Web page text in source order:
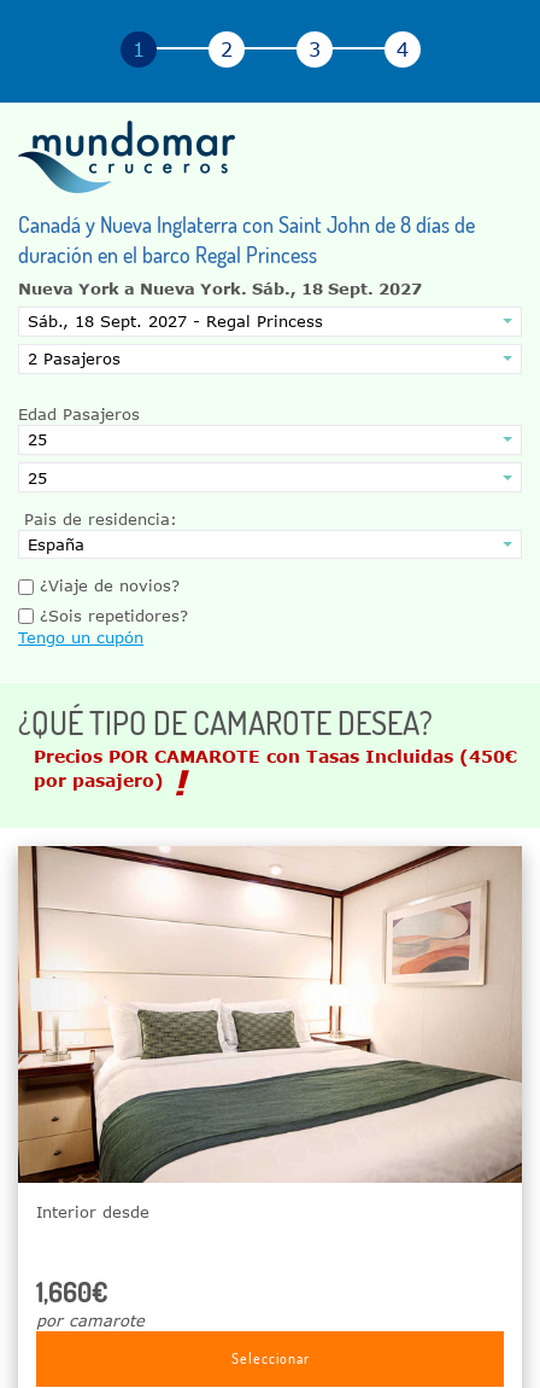
Canadá y Nueva Inglaterra con Saint John de 8 días de
duración en el barco Regal Princess
Nueva York a Nueva York. Sáb., 18 Sept. 2027
Edad Pasajeros
Pais de residencia:
¿Viaje de novios?
¿Sois repetidores?
Tengo un cupón
¿QUÉ TIPO DE CAMAROTE DESEA?
Precios POR CAMAROTE con Tasas Incluidas (450€
por pasajero)
Interior desde
1,660€
por camarote
Seleccionar